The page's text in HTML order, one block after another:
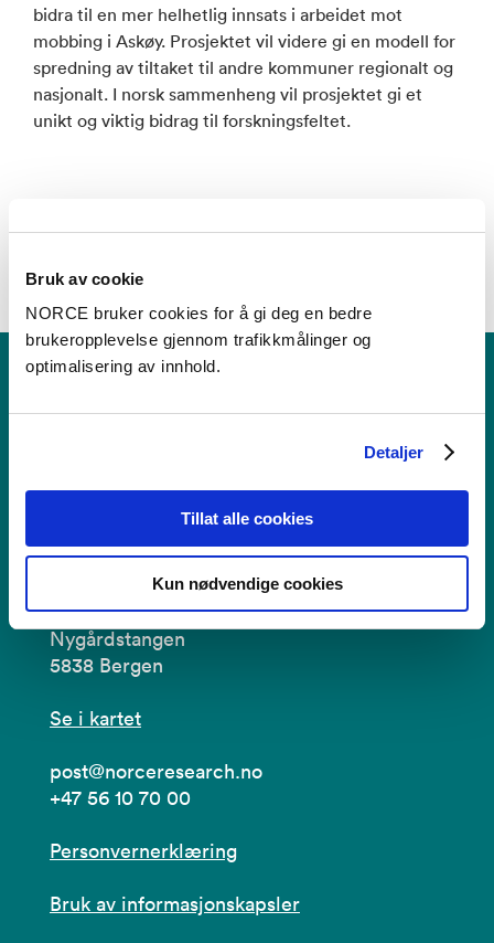
Bruk av cookie
NORCE bruker cookies for å gi deg en bedre
brukeropplevelse gjennom trafikkmålinger og
optimalisering av innhold.
Detaljer
Tillat alle cookies
Kun nødvendige cookies
bidra til en mer helhetlig innsats i arbeidet mot
mobbing i Askøy. Prosjektet vil videre gi en modell for
spredning av tiltaket til andre kommuner regionalt og
nasjonalt. I norsk sammenheng vil prosjektet gi et
unikt og viktig bidrag til forskningsfeltet.
RKBU Vest
Kontakt
Postboks 22,
Nygårdstangen
5838 Bergen
Se i kartet
post@norceresearch.no
+47 56 10 70 00
Personvernerklæring
Bruk av informasjonskapsler